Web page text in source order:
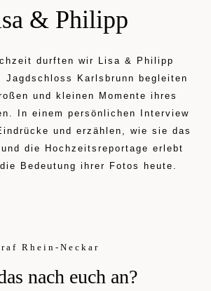
& Philipp
durften wir Lisa & Philipp
Jagdschloss Karlsbrunn begleiten
und kleinen Momente ihres
In einem persönlichen Interview
und erzählen, wie sie das
und die Hochzeitsreportage erlebt
Bedeutung ihrer Fotos heute.
Rhein-Neckar
nach euch an?